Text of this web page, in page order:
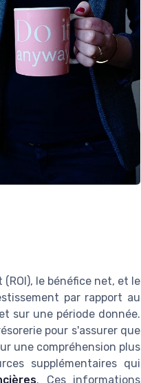
le bénéfice net, et le
par rapport au
sur une période donnée.
pour s'assurer que
une compréhension plus
supplémentaires qui
. Ces informations